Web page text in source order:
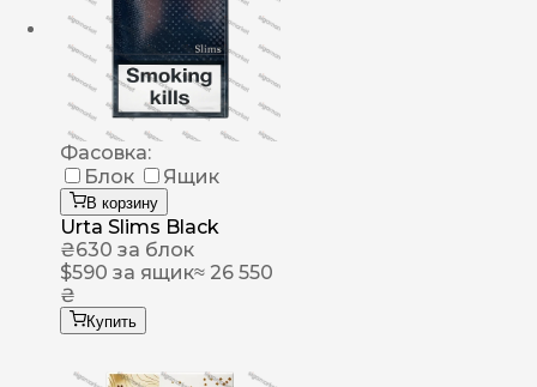
Фасовка:
Блок
Ящик
В корзину
Urta Slims Black
₴630 за блок
$590 за ящик≈ 26 550
₴
Купить